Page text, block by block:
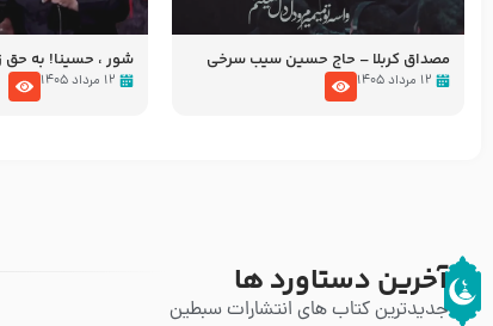
مصداق کربلا – حاج حسین سیب سرخی
۱۲ مرداد ۱۴۰۵
شور ، حسینا! به‌ حق
عزاداری شب هفتم ماه
۱۲ مرداد ۱۴۰۵
آخرین دستاورد ها
جدیدترین کتاب های انتشارات سبطین